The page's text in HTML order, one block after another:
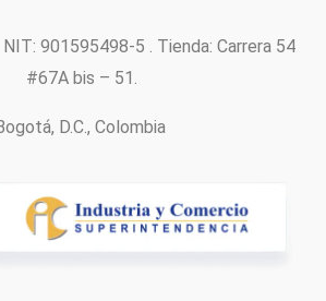
901595498-5 . Tienda: Carrera 54
#67A bis – 51.
D.C., Colombia